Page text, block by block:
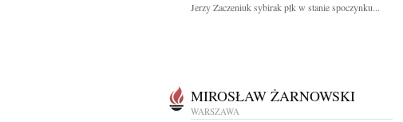
Jerzy Zaczeniuk sybirak płk w stanie spoczynku...
MIROSŁAW ŻARNOWSKI
WARSZAWA